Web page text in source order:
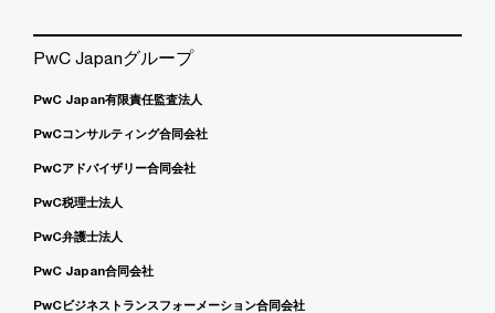
PwC Japanグループ
PwC Japan有限責任監査法人
PwCコンサルティング合同会社
PwCアドバイザリー合同会社
PwC税理士法人
PwC弁護士法人
PwC Japan合同会社
PwCビジネストランスフォーメーション合同会社